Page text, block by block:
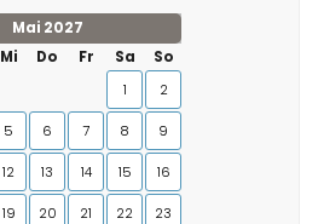
Mai 2027
Mi Do Fr Sa
So
1
2
5 6 7 8 9
12 13 14 15 16
19 20 21 22 23